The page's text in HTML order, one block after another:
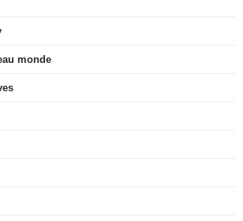
monde